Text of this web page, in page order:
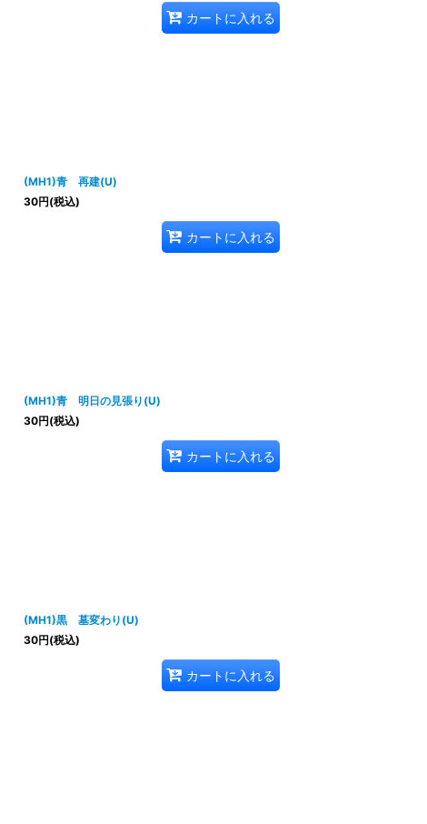
カートに入れる
(MH1)青 再建(U)
30円(税込)
カートに入れる
(MH1)青 明日の見張り(U)
30円(税込)
カートに入れる
(MH1)黒 墓変わり(U)
30円(税込)
カートに入れる